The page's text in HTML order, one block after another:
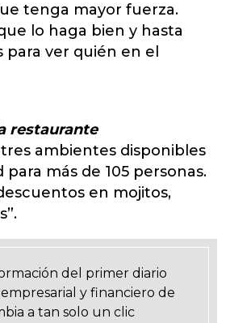
tenga mayor fuerza.
lo haga bien y hasta
para ver quién en el
restaurante
tres ambientes disponibles
más de 105 personas.
en mojitos,
del primer diario
y financiero de
a tan solo un clic